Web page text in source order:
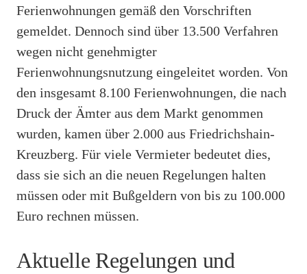
Ferienwohnungen gemäß den Vorschriften
gemeldet. Dennoch sind über 13.500 Verfahren
wegen nicht genehmigter
Ferienwohnungsnutzung eingeleitet worden. Von
den insgesamt 8.100 Ferienwohnungen, die nach
Druck der Ämter aus dem Markt genommen
wurden, kamen über 2.000 aus Friedrichshain-
Kreuzberg. Für viele Vermieter bedeutet dies,
dass sie sich an die neuen Regelungen halten
müssen oder mit Bußgeldern von bis zu 100.000
Euro rechnen müssen.
Aktuelle Regelungen und